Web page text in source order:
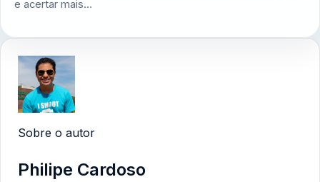
e acertar mais…
Sobre o autor
Philipe Cardoso